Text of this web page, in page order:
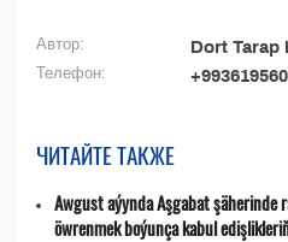
Автор: Dort Tarap
Телефон:
ЧИТАЙТЕ ТАКЖЕ
Awgust aýynda Aşgabat
öwrenmek boýunça kabul